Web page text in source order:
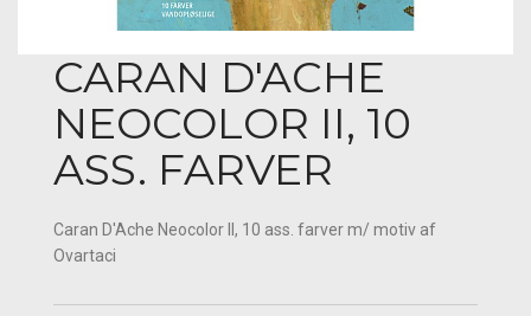
CARAN D'ACHE
NEOCOLOR II, 10
ASS. FARVER
Caran D'Ache Neocolor II, 10 ass. farver m/ motiv af
Ovartaci